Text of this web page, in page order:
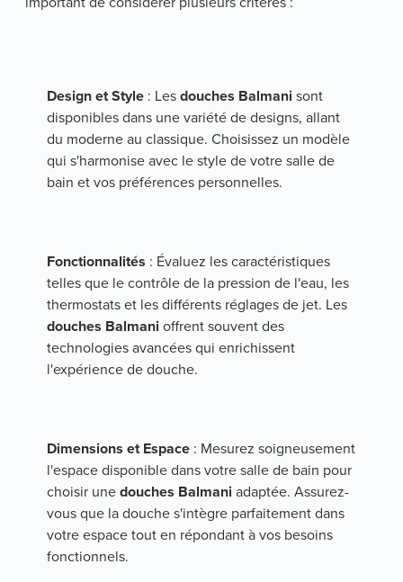
Design et Style : Les douches Balmani sont
disponibles dans une variété de designs, allant
du moderne au classique. Choisissez un modèle
qui s'harmonise avec le style de votre salle de
bain et vos préférences personnelles.
Fonctionnalités : Évaluez les caractéristiques
telles que le contrôle de la pression de l'eau, les
douches Balmani offrent souvent des
technologies avancées qui enrichissent
l'expérience de douche.
Dimensions et Espace : Mesurez soigneusement
l'espace disponible dans votre salle de bain pour
choisir une douches Balmani adaptée. Assurez-
vous que la douche s'intègre parfaitement dans
votre espace tout en répondant à vos besoins
fonctionnels.